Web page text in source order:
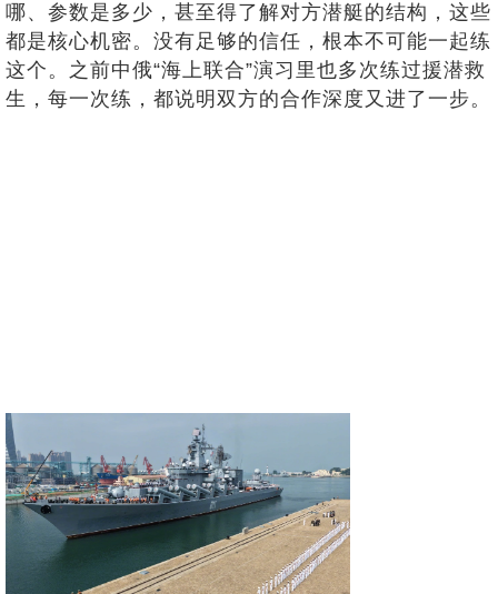
哪、参数是多少，甚至得了解对方潜艇的结构，这些
都是核心机密。没有足够的信任，根本不可能一起练
这个。之前中俄“海上联合”演习里也多次练过援潜救
生，每一次练，都说明双方的合作深度又进了一步。